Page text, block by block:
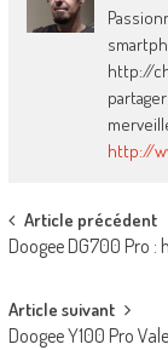
http://
http://
Post
navigation
Article précédent
Doogee DG700 Pro :
Article suivant
Doogee Y100 Pro